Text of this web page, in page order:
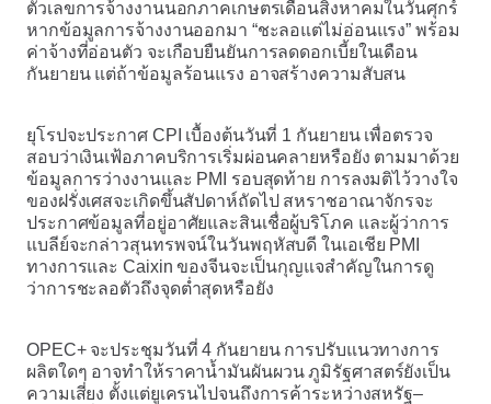
ตัวเลขการจ้างงานนอกภาคเกษตรเดือนสิงหาคมในวันศุกร์
หากข้อมูลการจ้างงานออกมา “ชะลอแต่ไม่อ่อนแรง” พร้อม
ค่าจ้างที่อ่อนตัว จะเกือบยืนยันการลดดอกเบี้ยในเดือน
กันยายน แต่ถ้าข้อมูลร้อนแรง อาจสร้างความสับสน
ยุโรปจะประกาศ CPI เบื้องต้นวันที่ 1 กันยายน เพื่อตรวจ
สอบว่าเงินเฟ้อภาคบริการเริ่มผ่อนคลายหรือยัง ตามมาด้วย
ข้อมูลการว่างงานและ PMI รอบสุดท้าย การลงมติไว้วางใจ
ของฝรั่งเศสจะเกิดขึ้นสัปดาห์ถัดไป สหราชอาณาจักรจะ
ประกาศข้อมูลที่อยู่อาศัยและสินเชื่อผู้บริโภค และผู้ว่าการ
แบลีย์จะกล่าวสุนทรพจน์ในวันพฤหัสบดี ในเอเชีย PMI
ทางการและ Caixin ของจีนจะเป็นกุญแจสำคัญในการดู
ว่าการชะลอตัวถึงจุดต่ำสุดหรือยัง
OPEC+ จะประชุมวันที่ 4 กันยายน การปรับแนวทางการ
ผลิตใดๆ อาจทำให้ราคาน้ำมันผันผวน ภูมิรัฐศาสตร์ยังเป็น
ความเสี่ยง ตั้งแต่ยูเครนไปจนถึงการค้าระหว่างสหรัฐ–